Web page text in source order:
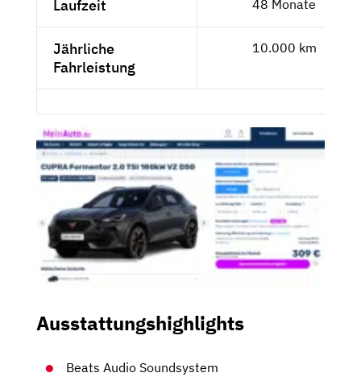
Laufzeit 48 Monate
Jährliche
Fahrleistung
10.000 km
Ausstattungshighlights
Beats Audio Soundsystem